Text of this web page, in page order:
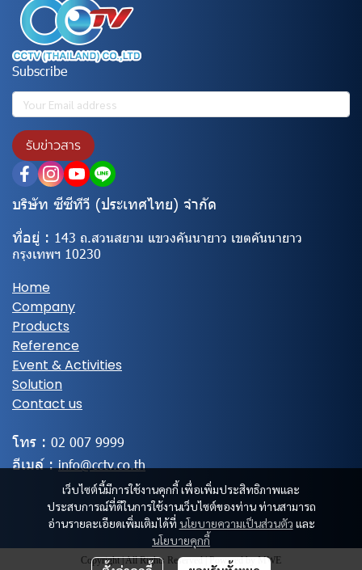
เว็บไซต์นี้มีการใช้งานคุกกี้ เพื่อเพิ่มประสิทธิภาพและ
ประสบการณ์ที่ดีในการใช้งานเว็บไซต์ของท่าน ท่านสามารถ
อ่านรายละเอียดเพิ่มเติมได้ที่ นโยบายความเป็นส่วนตัว และ
นโยบายคุกกี้
Subscribe
รับข่าวสาร
บริษัท ซีซีทีวี (ประเทศไทย) จํากัด
ที่อยู่ : 143 ถ.สวนสยาม แขวงคันนายาว เขตคันนายาว
กรุงเทพฯ 10230
Home
Company
Products
Reference
Event & Activities
Solution
Contact us
โทร : 02 007 9999
อีเมล์ :info@cctv.co.th
Copyright | All Rights Reserved | Powered by MWE